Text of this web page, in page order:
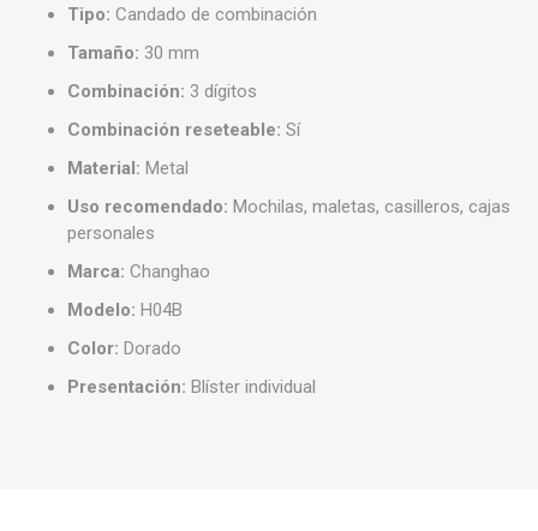
Tipo: Candado de combinación
Tamaño: 30 mm
Combinación: 3 dígitos
Combinación reseteable: Sí
Material: Metal
Uso recomendado: Mochilas, maletas, casilleros, cajas
personales
Marca: Changhao
Modelo: H04B
Color: Dorado
Presentación: Blíster individual